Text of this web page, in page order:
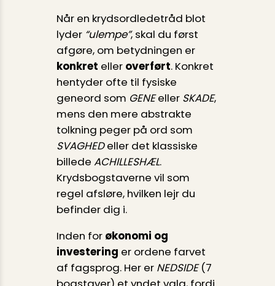
Når en krydsordledetråd blot
lyder “ulempe”, skal du først
afgøre, om betydningen er
konkret eller overført. Konkret
hentyder ofte til fysiske
geneord som GENEeller SKADE,
mens den mere abstrakte
tolkning peger på ord som
SVAGHEDeller det klassiske
billede ACHILLESHÆL.
Krydsbogstaverne vil som
regel afsløre, hvilken lejr du
befinder dig i.
Inden for økonomi og
investering er ordene farvet
af fagsprog. Her er NEDSIDE(7